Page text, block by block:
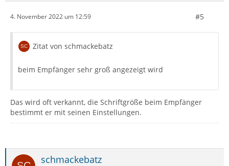
4. November 2022 um 12:59 #5
Zitat von schmackebatz
beim Empfänger sehr groß angezeigt wird
Das wird oft verkannt, die Schriftgröße beim Empfänger
bestimmt er mit seinen Einstellungen.
schmackebatz